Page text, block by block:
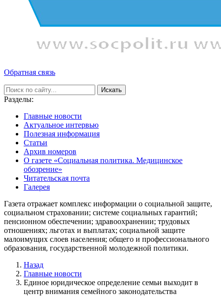
Обратная связь
Искать
Разделы:
Главные новости
Актуальное интервью
Полезная информация
Статьи
Архив номеров
О газете «Социальная политика. Медицинское
обозрение»
Читательская почта
Галерея
Газета отражает комплекс информации о социальной защите,
социальном страховании; системе социальных гарантий;
пенсионном обеспечении; здравоохранении; трудовых
отношениях; льготах и выплатах; социальной защите
малоимущих слоев населения; общего и профессионального
образования, государственной молодежной политики.
Назад
Главные новости
Единое юридическое определение семьи выходит в
центр внимания семейного законодательства